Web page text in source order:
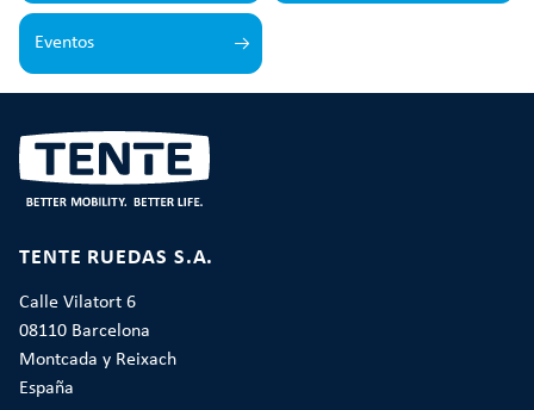
Eventos
TENTE RUEDAS S.A.
Calle Vilatort 6
08110 Barcelona
Montcada y Reixach
España